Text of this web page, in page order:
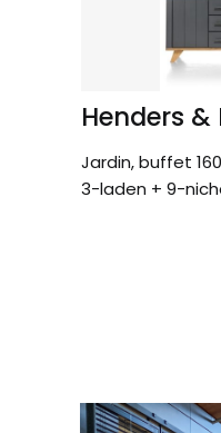
Henders &
Jardin, buffet
3-laden + 9-